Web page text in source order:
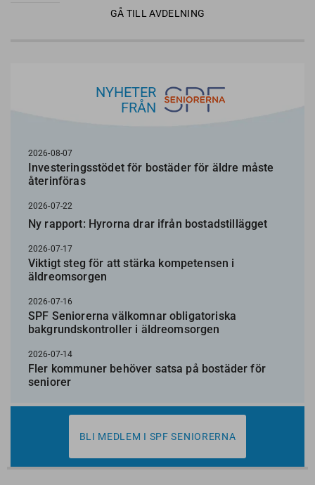
GÅ TILL AVDELNING
NYHETER
FRÅN
2026-08-07
Investeringsstödet för bostäder för äldre måste
återinföras
2026-07-22
Ny rapport: Hyrorna drar ifrån bostadstillägget
2026-07-17
Viktigt steg för att stärka kompetensen i
äldreomsorgen
2026-07-16
SPF Seniorerna välkomnar obligatoriska
bakgrundskontroller i äldreomsorgen
2026-07-14
Fler kommuner behöver satsa på bostäder för
seniorer
BLI MEDLEM I SPF SENIORERNA